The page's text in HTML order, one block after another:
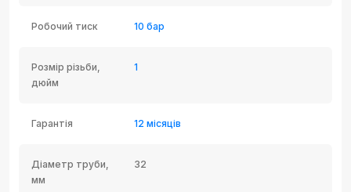
Робочий тиск 10 бар
Розмір різьби,
дюйм
1
Гарантія 12 місяців
Діаметр труби,
мм
32